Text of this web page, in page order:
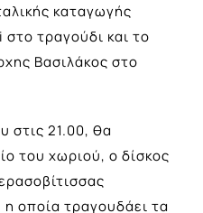
καταγωγής
τραγούδι και το
Βασιλάκος στο
στις 21.00, θα
του χωριού, ο δίσκος
οποία τραγουδάει τα